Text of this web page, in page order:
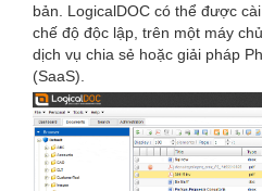
bản. LogicalDOC có thể được
chế độ độc lập, trên một máy
dịch vụ chia sẻ hoặc giải pháp
(SaaS).